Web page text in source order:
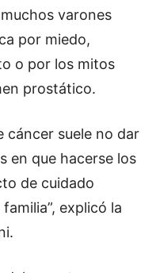
varones
por miedo,
o por los mitos
prostático.
cáncer suele no dar
en que hacerse los
de cuidado
explicó la